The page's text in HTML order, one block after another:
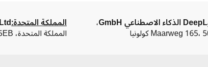
DeepL الذكاء الاصطناعي GmbH المملكة المتحدة:
المملكة المتحدة، EC2Y 5EB